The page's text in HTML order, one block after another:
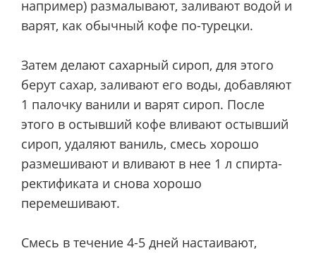
например) размалывают, заливают водой и
варят, как обычный кофе по-турецки.
Затем делают сахарный сироп, для этого
берут сахар, заливают его воды, добавляют
1 палочку ванили и варят сироп. После
этого в остывший кофе вливают остывший
сироп, удаляют ваниль, смесь хорошо
размешивают и вливают в нее 1 л спирта-
ректификата и снова хорошо
перемешивают.
Смесь в течение 4-5 дней настаивают,